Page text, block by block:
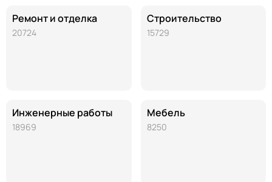
Ремонт и отделка
20724
Инженерные работы
18969
Строительство
15729
Мебель
8250